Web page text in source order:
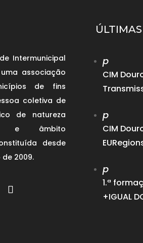
Intermunicipal
associação
de fins
coletiva de
de natureza
e âmbito
desde
de 2009.
p
CIM
p
CIM
p
1.ª
+IGUAL